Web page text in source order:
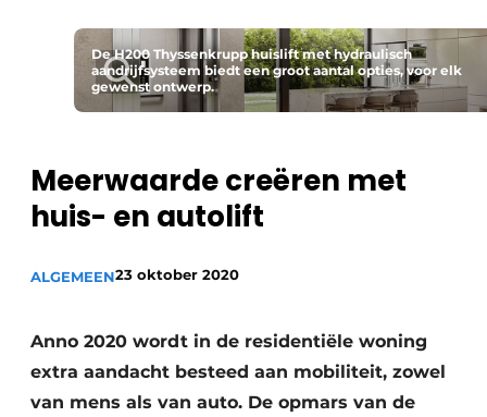
De H200 Thyssenkrupp huislift met hydraulisch
aandrijfsysteem biedt een groot aantal opties, voor elk
gewenst ontwerp.
Meerwaarde creëren met
huis- en autolift
ALGEMEEN23 oktober 2020
Anno 2020 wordt in de residentiële woning
extra aandacht besteed aan mobiliteit, zowel
van mens als van auto. De opmars van de